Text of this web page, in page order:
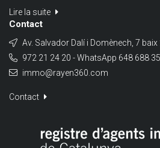
Lire la suite
Contact
Av. Salvador Dalí i Domènech, 7 baix
972 21 24 20 - WhatsApp 648 688
immo@rayen360.com
Contact